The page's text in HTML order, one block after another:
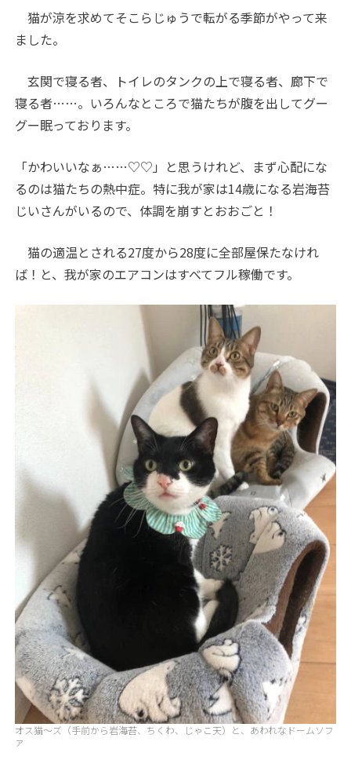
猫が涼を求めてそこらじゅうで転がる季節がやって来
ました。
玄関で寝る者、トイレのタンクの上で寝る者、廊下で
寝る者……。いろんなところで猫たちが腹を出してグー
グー眠っております。
「かわいいなぁ……♡♡ 」と思うけれど、まず心配にな
るのは猫たちの熱中症。特に我が家は14歳になる岩海苔
じいさんがいるので、体調を崩すとおおごと！
猫の適温とされる27度から28度に全部屋保たなけれ
ば！と、我が家のエアコンはすべてフル稼働です。
オス猫～ズ（手前から岩海苔、ちくわ、じゃこ天）と、あわれなドームソフ
ァ